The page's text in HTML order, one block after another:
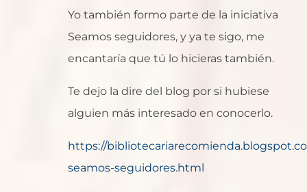
Yo también formo parte de la iniciativa
Seamos seguidores, y ya te sigo, me
encantaría que tú lo hicieras también.
Te dejo la dire del blog por si hubiese
alguien más interesado en conocerlo.
https://
seamos-seguidores.html